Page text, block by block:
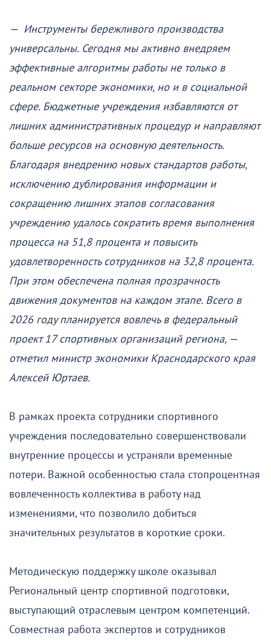
— Инструменты бережливого производства
универсальны. Сегодня мы активно внедряем
эффективные алгоритмы работы не только в
реальном секторе экономики, но и в социальной
сфере. Бюджетные учреждения избавляются от
лишних административных процедур и направляют
больше ресурсов на основную деятельность.
Благодаря внедрению новых стандартов работы,
исключению дублирования информации и
сокращению лишних этапов согласования
учреждению удалось сократить время выполнения
процесса на 51,8 процента и повысить
удовлетворенность сотрудников на 32,8 процента.
При этом обеспечена полная прозрачность
движения документов на каждом этапе. Всего в
2026 году планируется вовлечь в федеральный
проект 17 спортивных организаций региона, —
отметил министр экономики Краснодарского края
Алексей Юртаев.
В рамках проекта сотрудники спортивного
учреждения последовательно совершенствовали
внутренние процессы и устраняли временные
потери. Важной особенностью стала стопроцентная
вовлеченность коллектива в работу над
изменениями, что позволило добиться
значительных результатов в короткие сроки.
Методическую поддержку школе оказывал
Региональный центр спортивной подготовки,
выступающий отраслевым центром компетенций.
Совместная работа экспертов и сотрудников